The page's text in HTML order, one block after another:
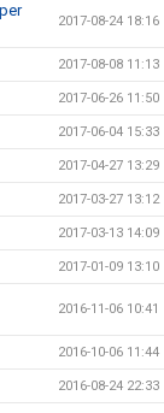
2017-08-24 18:16
2017-08-08 11:13
2017-06-26 11:50
2017-06-04 15:33
2017-04-27 13:29
2017-03-27 13:12
2017-03-13 14:09
2017-01-09 13:10
2016-11-06 10:41
2016-10-06 11:44
2016-08-24 22:33